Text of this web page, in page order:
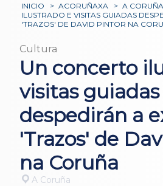
INICIO > ACORUÑAXA > A CORUÑA
ILUSTRADO E VISITAS GUIADAS
'TRAZOS' DE DAVID PINTOR NA
Cultura
Un concerto
visitas guiadas
despedirán a
'Trazos' de
na Coruña
A Coruña